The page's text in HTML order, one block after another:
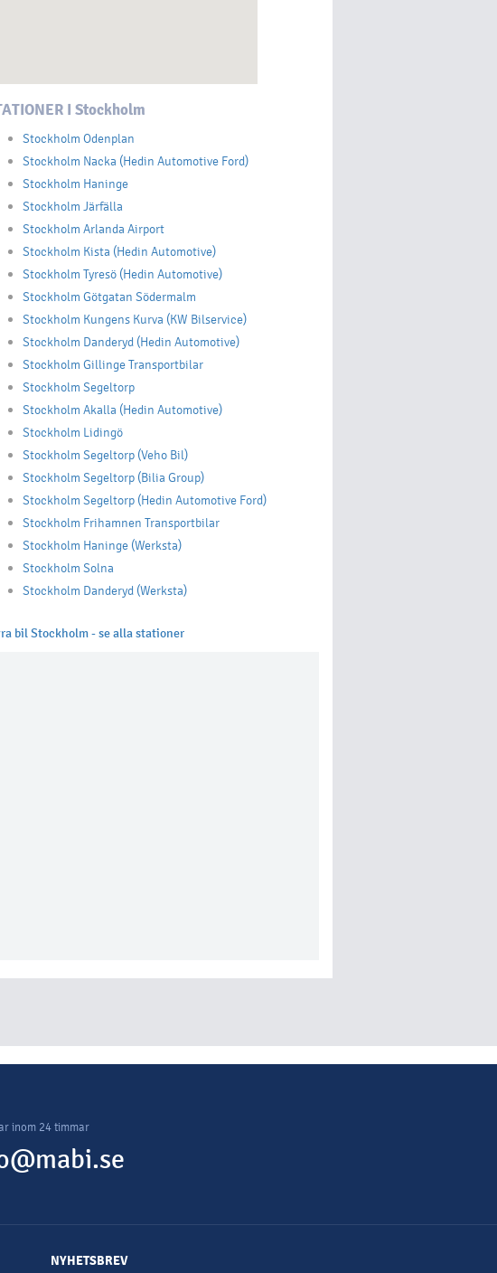
I Stockholm
Stockholm Odenplan
Stockholm Nacka (Hedin Automotive Ford)
Stockholm Haninge
Stockholm Järfälla
Stockholm Arlanda Airport
Stockholm Kista (Hedin Automotive)
Stockholm Tyresö (Hedin Automotive)
Stockholm Götgatan Södermalm
Stockholm Kungens Kurva (KW Bilservice)
Stockholm Danderyd (Hedin Automotive)
Stockholm Gillinge Transportbilar
Stockholm Segeltorp
Stockholm Akalla (Hedin Automotive)
Stockholm Lidingö
Stockholm Segeltorp (Veho Bil)
Stockholm Segeltorp (Bilia Group)
Stockholm Segeltorp (Hedin Automotive Ford)
Stockholm Frihamnen Transportbilar
Stockholm Haninge (Werksta)
Stockholm Solna
Stockholm Danderyd (Werksta)
bil Stockholm - se alla stationer
inom 24 timmar
NYHETSBREV